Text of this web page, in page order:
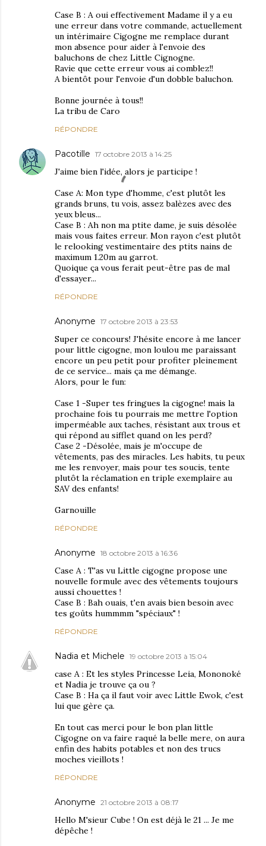
Case B : A oui effectivement Madame il y a eu
une erreur dans votre commande, actuellement
un intérimaire Cigogne me remplace durant
mon absence pour aider à l'envoie des
baluchons de chez Little Cignogne.
Ravie que cette erreur vous ai comblez!!
A bientôt pour l'envoie d'un dobble baluchon.
Bonne journée à tous!!
La tribu de Caro
RÉPONDRE
Pacotille 17 octobre 2013 à 14:25
J'aime bien l'idée, alors je participe !
Case A: Mon type d'homme, c'est plutôt les
grands bruns, tu vois, assez balèzes avec des
yeux bleus...
Case B : Ah non ma ptite dame, je suis désolée
mais vous faites erreur. Mon rayon c'est plutôt
le relooking vestimentaire des ptits nains de
maximum 1.20m au garrot.
Quoique ça vous ferait peut-être pas de mal
d'essayer...
RÉPONDRE
Anonyme 17 octobre 2013 à 23:53
Super ce concours! J'hésite encore à me lancer
pour little cigogne, mon loulou me paraissant
encore un peu petit pour profiter pleinement
de ce service... mais ça me démange.
Alors, pour le fun:
Case 1 -Super tes fringues la cigogne! mais la
prochaine fois tu pourrais me mettre l'option
imperméable aux taches, résistant aux trous et
qui répond au sifflet quand on les perd?
Case 2 -Désolée, mais je m'occupe de
vêtements, pas des miracles. Les habits, tu peux
me les renvoyer, mais pour tes soucis, tente
plutôt la réclamation en triple exemplaire au
SAV des enfants!
Garnouille
RÉPONDRE
Anonyme 18 octobre 2013 à 16:36
Case A : T'as vu Little cigogne propose une
nouvelle formule avec des vêtements toujours
aussi chouettes !
Case B : Bah ouais, t'en avais bien besoin avec
tes goûts hummmm "spéciaux" !
RÉPONDRE
Nadia et Michele 19 octobre 2013 à 15:04
case A : Et les styles Princesse Leia, Mononoké
et Nadia je trouve ça ou ?
Case B : Ha ça il faut voir avec Little Ewok, c'est
lui que gère ça.
En tout cas merci pour le bon plan little
Cigogne on va faire raqué la belle mere, on aura
enfin des habits potables et non des trucs
moches vieillots !
RÉPONDRE
Anonyme 21 octobre 2013 à 08:17
Hello M'sieur Cube ! On est déjà le 21 ... Je me
dépêche !